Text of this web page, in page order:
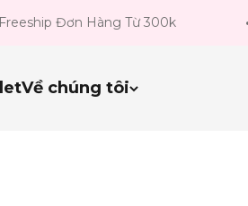
Hàng Từ 300k
Về chúng tôi